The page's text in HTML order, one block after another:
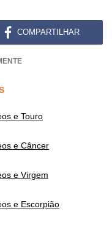
COMPARTILHAR
e Touro
e Câncer
e Virgem
e Escorpião